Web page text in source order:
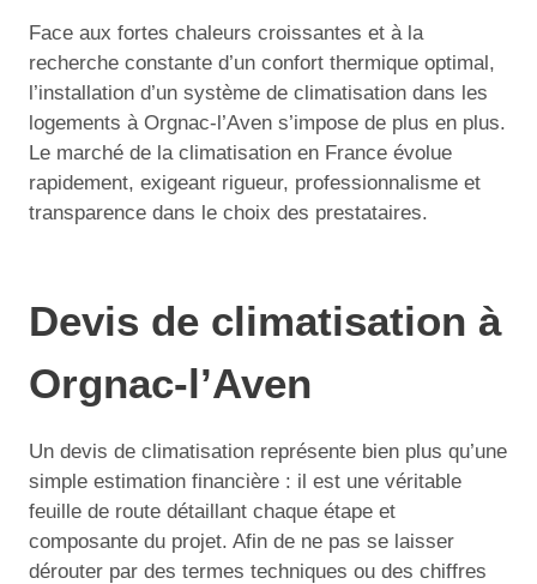
Face aux fortes chaleurs croissantes et à la
recherche constante d’un confort thermique optimal,
l’installation d’un système de climatisation dans les
logements à Orgnac-l’Aven s’impose de plus en plus.
Le marché de la climatisation en France évolue
rapidement, exigeant rigueur, professionnalisme et
transparence dans le choix des prestataires.
Devis de climatisation à
Orgnac-l’Aven
Un devis de climatisation représente bien plus qu’une
simple estimation financière : il est une véritable
feuille de route détaillant chaque étape et
composante du projet. Afin de ne pas se laisser
dérouter par des termes techniques ou des chiffres